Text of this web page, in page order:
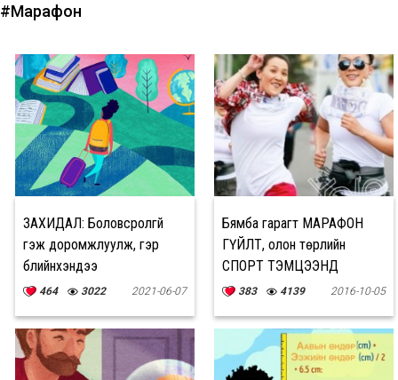
#Марафон
ЗАХИДАЛ: Боловсролгүй
гэж доромжлуулж, гэр
бүлийнхэндээ
дарамтлуулдаг
464 3022 2021-06-07
Бямба гарагт МАРАФОН
ГҮЙЛТ, олон төрлийн
СПОРТ ТЭМЦЭЭНД
оролцоорой!
383 4139 2016-10-05